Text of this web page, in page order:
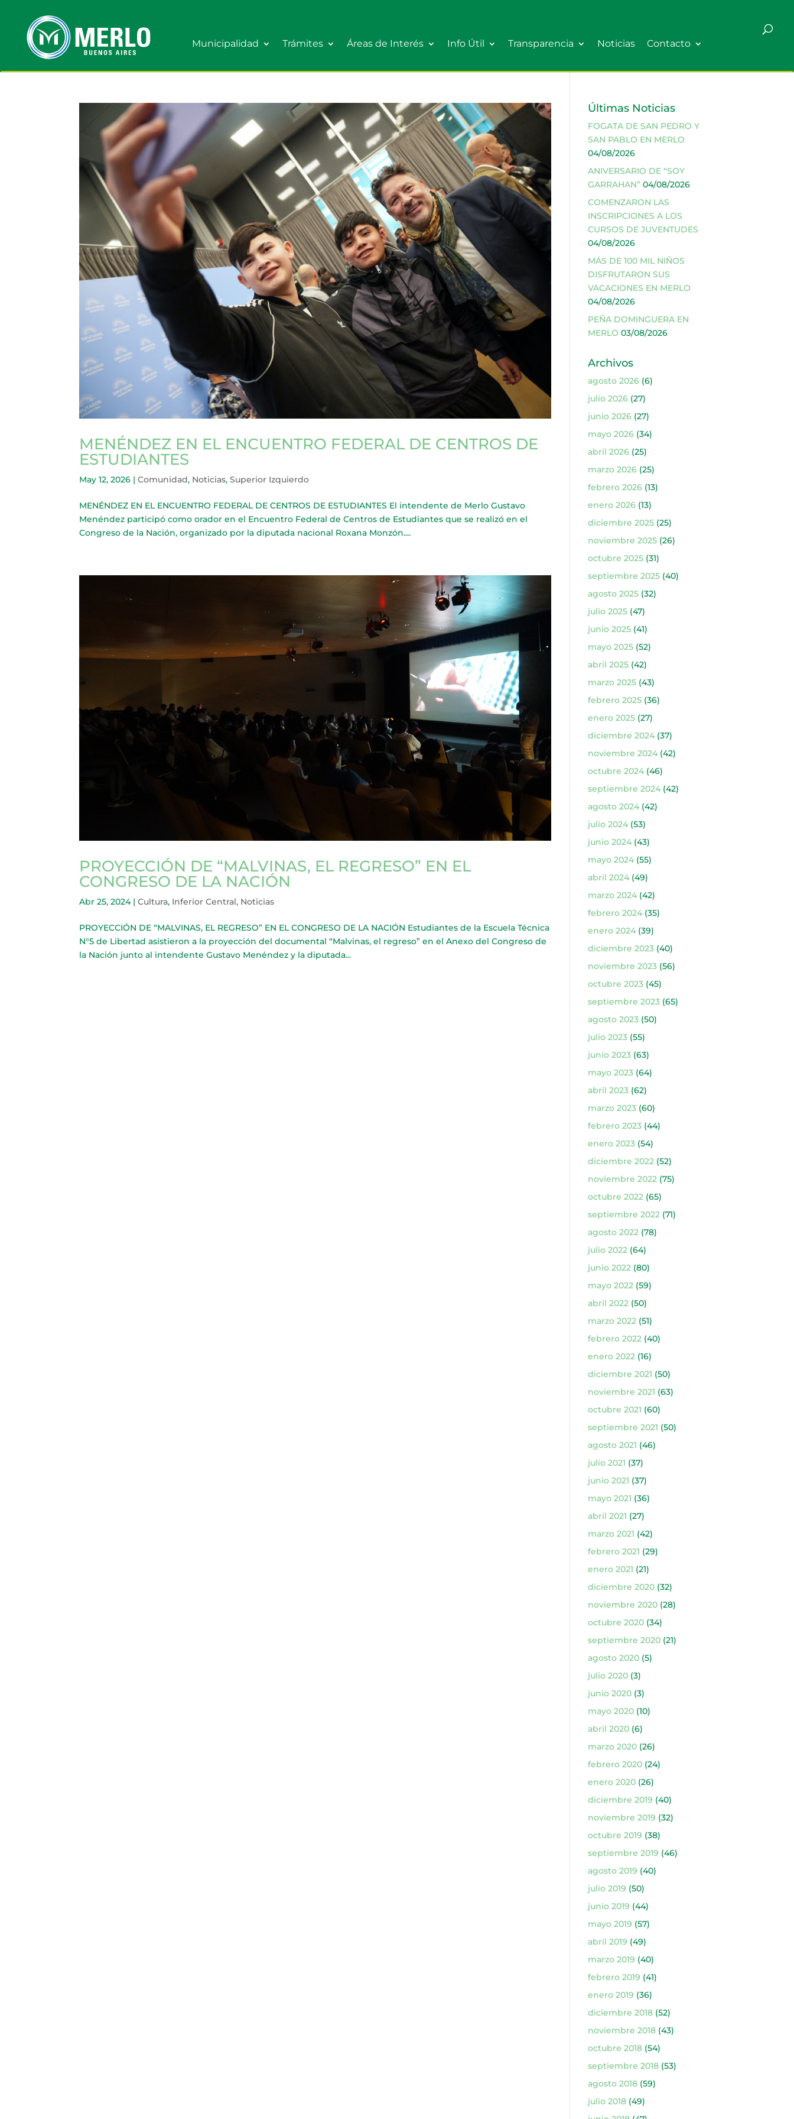
Municipalidad Trámites Áreas de Interés Info Útil Transparencia Noticias Contacto
MENÉNDEZ EN EL ENCUENTRO FEDERAL DE CENTROS DE
ESTUDIANTES
May 12, 2026 |Comunidad, Noticias,Superior Izquierdo
MENÉNDEZ EN EL ENCUENTRO FEDERAL DE CENTROS DE ESTUDIANTES El intendente de Merlo Gustavo
Menéndez participó como orador en el Encuentro Federal de Centros de Estudiantes que se realizó en el
Congreso de la Nación, organizado por la diputada nacional Roxana Monzón....
PROYECCIÓN DE “MALVINAS, EL REGRESO” EN EL
CONGRESO DE LA NACIÓN
Abr 25, 2024|Cultura, Inferior Central, Noticias
PROYECCIÓN DE “MALVINAS, EL REGRESO” EN EL CONGRESO DE LA NACIÓN Estudiantes de la Escuela Técnica
N°5 de Libertad asistieron a la proyección del documental “Malvinas, el regreso” en el Anexo del Congreso de
la Nación junto al intendente Gustavo Menéndez y la diputada...
Últimas Noticias
FOGATA DE SAN PEDRO Y
SAN PABLO EN MERLO
04/08/2026
ANIVERSARIO DE “SOY
GARRAHAN” 04/08/2026
COMENZARON LAS
INSCRIPCIONES A LOS
CURSOS DE JUVENTUDES
04/08/2026
MÁS DE 100 MIL NIÑOS
DISFRUTARON SUS
VACACIONES EN MERLO
04/08/2026
PEÑA DOMINGUERA EN
MERLO 03/08/2026
Archivos
agosto 2026(6)
julio 2026(27)
junio 2026(27)
mayo 2026(34)
abril 2026(25)
marzo 2026(25)
febrero 2026(13)
enero 2026(13)
diciembre 2025(25)
noviembre 2025(26)
octubre 2025(31)
septiembre 2025(40)
agosto 2025(32)
julio 2025(47)
junio 2025(41)
mayo 2025(52)
abril 2025(42)
marzo 2025(43)
febrero 2025(36)
enero 2025(27)
diciembre 2024(37)
noviembre 2024(42)
octubre 2024(46)
septiembre 2024(42)
agosto 2024(42)
julio 2024(53)
junio 2024(43)
mayo 2024(55)
abril 2024(49)
marzo 2024(42)
febrero 2024(35)
enero 2024(39)
diciembre 2023(40)
noviembre 2023(56)
octubre 2023(45)
septiembre 2023(65)
agosto 2023(50)
julio 2023(55)
junio 2023(63)
mayo 2023(64)
abril 2023(62)
marzo 2023(60)
febrero 2023(44)
enero 2023(54)
diciembre 2022(52)
noviembre 2022(75)
octubre 2022(65)
septiembre 2022(71)
agosto 2022(78)
julio 2022(64)
junio 2022(80)
mayo 2022(59)
abril 2022(50)
marzo 2022(51)
febrero 2022(40)
enero 2022(16)
diciembre 2021 (50)
noviembre 2021 (63)
octubre 2021 (60)
septiembre 2021 (50)
agosto 2021 (46)
julio 2021 (37)
junio 2021 (37)
mayo 2021 (36)
abril 2021 (27)
marzo 2021 (42)
febrero 2021 (29)
enero 2021 (21)
diciembre 2020(32)
noviembre 2020(28)
octubre 2020(34)
septiembre 2020(21)
agosto 2020(5)
julio 2020(3)
junio 2020(3)
mayo 2020(10)
abril 2020(6)
marzo 2020(26)
febrero 2020(24)
enero 2020(26)
diciembre 2019 (40)
noviembre 2019 (32)
octubre 2019 (38)
septiembre 2019 (46)
agosto 2019 (40)
julio 2019 (50)
junio 2019 (44)
mayo 2019 (57)
abril 2019 (49)
marzo 2019 (40)
febrero 2019 (41)
enero 2019 (36)
diciembre 2018(52)
noviembre 2018(43)
octubre 2018(54)
septiembre 2018(53)
agosto 2018(59)
julio 2018(49)